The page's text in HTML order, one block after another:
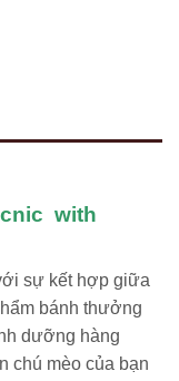
with
sự kết hợp giữa
bánh thưởng
dưỡng hàng
chú mèo của bạn